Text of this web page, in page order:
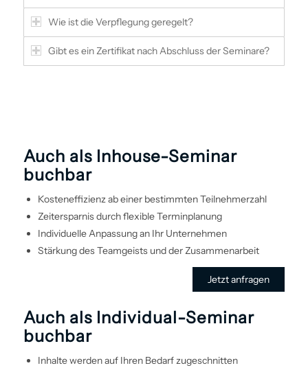
Wie ist die Verpflegung geregelt?
Gibt es ein Zertifikat nach Abschluss der Seminare?
Auch als Inhouse-Seminar
buchbar
Kosteneffizienz ab einer bestimmten Teilnehmerzahl
Zeitersparnis durch flexible Terminplanung
Individuelle Anpassung an Ihr Unternehmen
Stärkung des Teamgeists und der Zusammenarbeit
Jetzt anfragen
Auch als Individual-Seminar
buchbar
Inhalte werden auf Ihren Bedarf zugeschnitten